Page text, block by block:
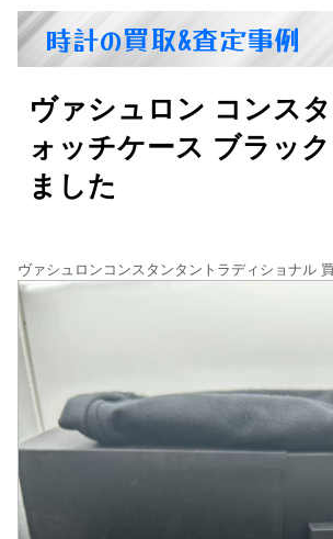
時計の買取&査定事例
ヴァシュロン コンス
ォッチケース ブラッ
ました
ヴァシュロンコンスタンタントラディショナル